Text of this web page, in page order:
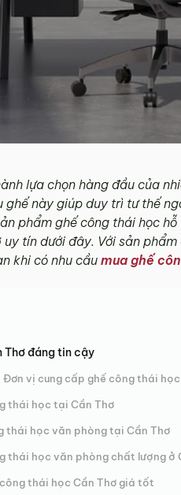
lựa chọn hàng đầu của
này giúp duy trì tư thế
phẩm ghế công thái học
tín dưới đây. Với sản
khi có nhu cầumua ghế
Thơ đáng tin cậy
vị cung cấp ghế công thái
thái học tại Cần Thơ
thái học văn phòng tại Cần Thơ
thái học văn phòng chất lượng ở
thái học Cần Thơ giá tốt